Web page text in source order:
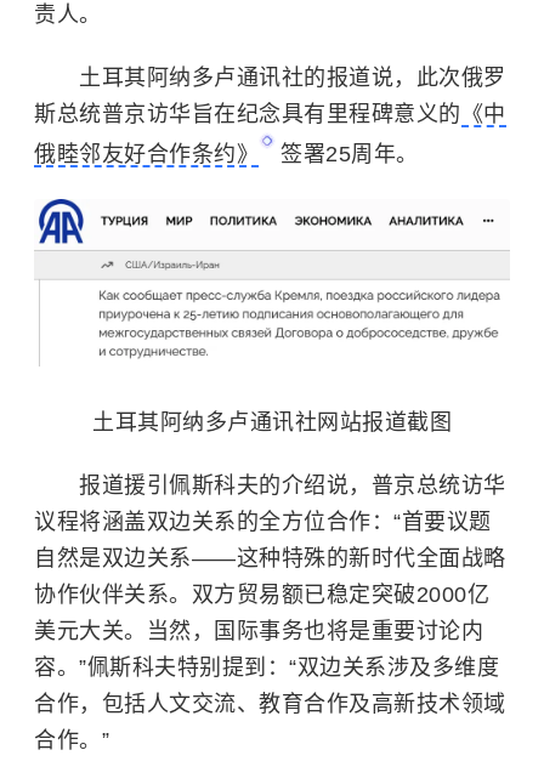
责人。
土耳其阿纳多卢通讯社的报道说，此次俄罗
斯总统普京访华旨在纪念具有里程碑意义的 《中
俄睦邻友好合作条约》
签署25周年。
土耳其阿纳多卢通讯社网站报道截图
报道援引佩斯科夫的介绍说，普京总统访华
议程将涵盖双边关系的全方位合作：“首要议题
自然是双边关系——这种特殊的新时代全面战略
协作伙伴关系。双方贸易额已稳定突破2000亿
美元大关。当然，国际事务也将是重要讨论内
容。”佩斯科夫特别提到：“双边关系涉及多维度
合作，包括人文交流、教育合作及高新技术领域
合作。”